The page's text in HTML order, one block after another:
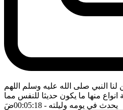
لنا النبي صلى الله عليه وسلم اللهم
انواع منها ما يكون حديثا للنفس مما
يحدث في يومه وليلته - 00:05:18 ضَ